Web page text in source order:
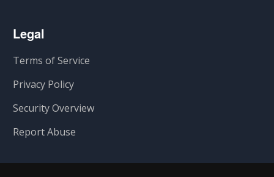
Legal
Terms of Service
Privacy Policy
Security Overview
Report Abuse